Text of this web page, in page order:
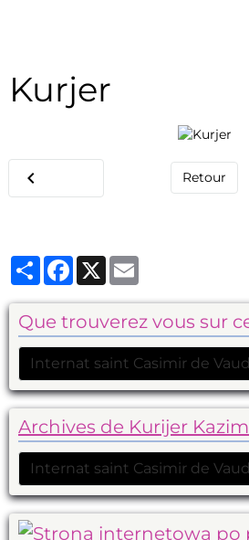
Kurjer
Retour
PartagerFacebook
X
Que trouverez vous sur
Archives de Kurijer